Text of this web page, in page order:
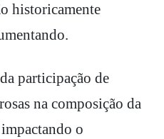
historicamente
participação de
na composição da
o